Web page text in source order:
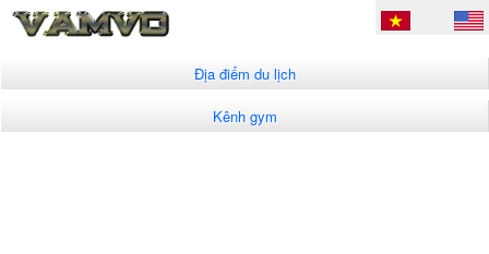
Địa điểm du lịch
Kênh gym